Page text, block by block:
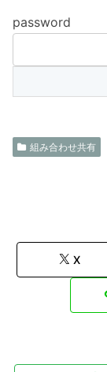
password
組み合わせ共有
X